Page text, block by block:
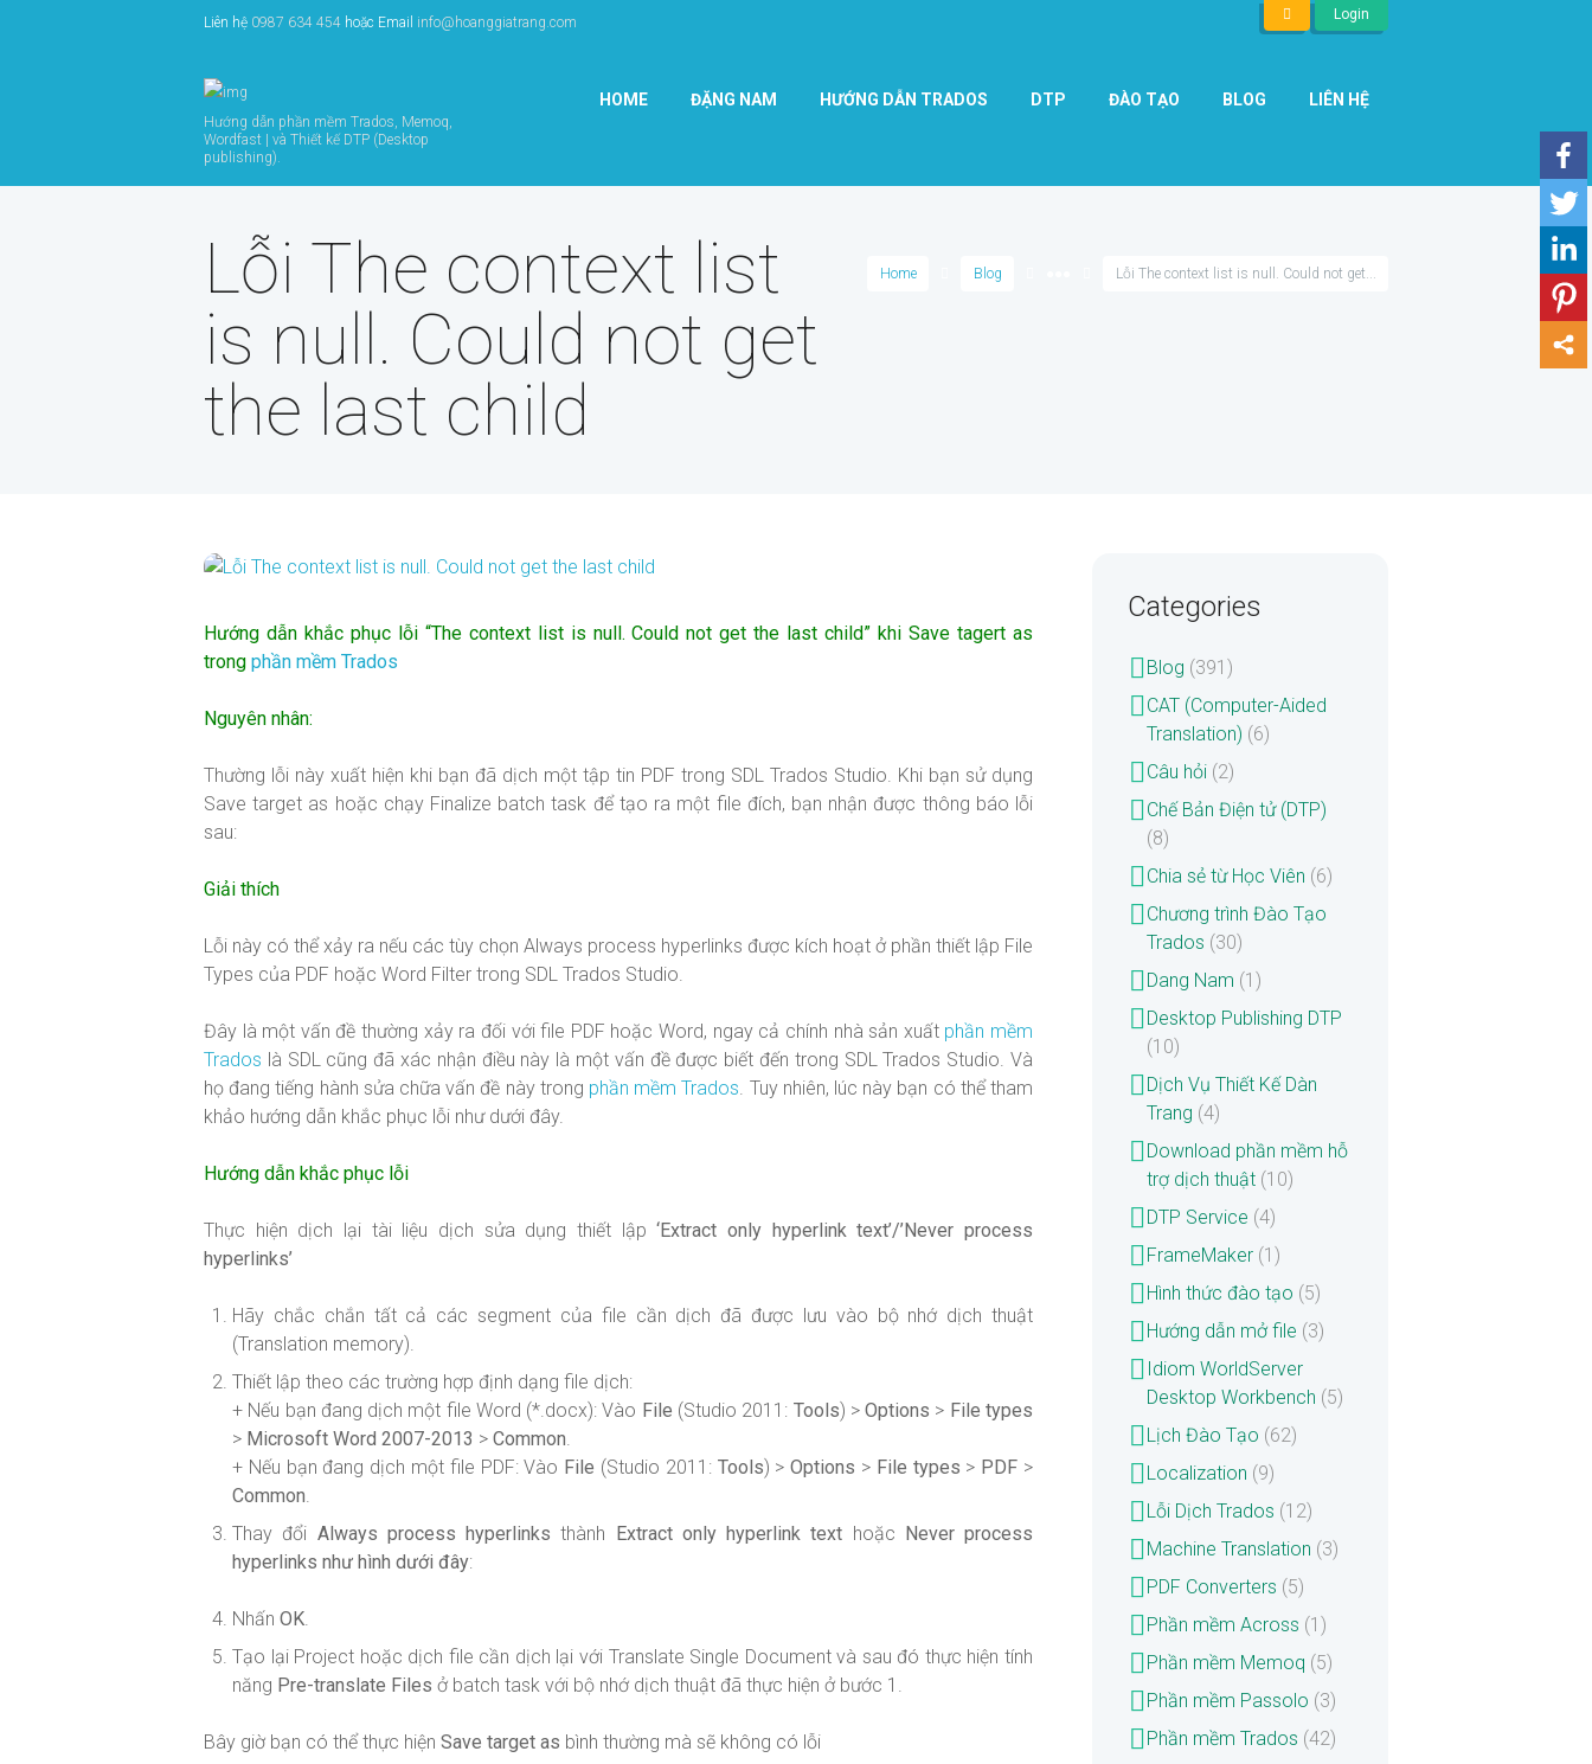
Login
Liên hệ 0987 634 454 hoặc Email info@hoanggiatrang.com
Hướng dẫn phần mềm Trados, Memoq,
Wordfast | và Thiết kế DTP (Desktop
publishing).
HOME ĐẶNG NAM HƯỚNG DẪN TRADOS DTP ĐÀO TẠO BLOG LIÊN HỆ
Home Blog Lỗi The context list is null. Could not get...
Lỗi The context list
is null. Could not get
the last child
Hướng dẫn khắc phục lỗi “The context list is null. Could not get the last child” khi Save tagert as
trong phần mềm Trados
Nguyên nhân:
Thường lỗi này xuất hiện khi bạn đã dịch một tập tin PDF trong SDL Trados Studio. Khi bạn sử dụng
Save target as hoặc chạy Finalize batch task để tạo ra một file đích, bạn nhận được thông báo lỗi
sau:
Giải thích
Lỗi này có thể xảy ra nếu các tùy chọn Always process hyperlinks được kích hoạt ở phần thiết lập File
Types của PDF hoặc Word Filter trong SDL Trados Studio.
Đây là một vấn đề thường xảy ra đối với file PDF hoặc Word, ngay cả chính nhà sản xuất phần mềm
Trados là SDL cũng đã xác nhận điều này là một vấn đề được biết đến trong SDL Trados Studio. Và
họ đang tiếng hành sửa chữa vấn đề này trong phần mềm Trados. Tuy nhiên, lúc này bạn có thể tham
khảo hướng dẫn khắc phục lỗi như dưới đây.
Hướng dẫn khắc phục lỗi
Thực hiện dịch lại tài liệu dịch sửa dụng thiết lập ‘Extract only hyperlink text’/’Never process
hyperlinks’
Hãy chắc chắn tất cả các segment của file cần dịch đã được lưu vào bộ nhớ dịch thuật
(Translation memory).
Thiết lập theo các trường hợp định dạng file dịch:
+ Nếu bạn đang dịch một file Word (*.docx): Vào File (Studio 2011: Tools) >Options > File types
> Microsoft Word 2007-2013 > Common.
+ Nếu bạn đang dịch một file PDF: Vào File (Studio 2011: Tools) >Options > File types > PDF >
Common.
Thay đổi Always process hyperlinks thành Extract only hyperlink text hoặc Never process
hyperlinks như hình dưới đây:
Nhấn OK.
Tạo lại Project hoặc dịch file cần dịch lại với Translate Single Document và sau đó thực hiện tính
năng Pre-translate Files ở batch task với bộ nhớ dịch thuật đã thực hiện ở bước 1.
Bây giờ bạn có thể thực hiện Save target as bình thường mà sẽ không có lỗi
Categories
Blog (391)
CAT (Computer-Aided
Translation) (6)
Câu hỏi (2)
Chế Bản Điện tử (DTP)
(8)
Chia sẻ từ Học Viên (6)
Chương trình Đào Tạo
Trados (30)
Dang Nam (1)
Desktop Publishing DTP
(10)
Dịch Vụ Thiết Kế Dàn
Trang (4)
Download phần mềm hỗ
trợ dịch thuật (10)
DTP Service (4)
FrameMaker (1)
Hình thức đào tạo (5)
Hướng dẫn mở file (3)
Idiom WorldServer
Desktop Workbench (5)
Lịch Đào Tạo (62)
Localization (9)
Lỗi Dịch Trados (12)
Machine Translation (3)
PDF Converters (5)
Phần mềm Across (1)
Phần mềm Memoq (5)
Phần mềm Passolo (3)
Phần mềm Trados (42)